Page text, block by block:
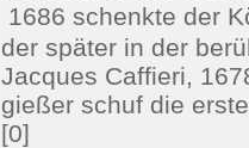
 1686 schenkte der
der später in der
Jacques Caffieri,
gießer schuf die
[0]